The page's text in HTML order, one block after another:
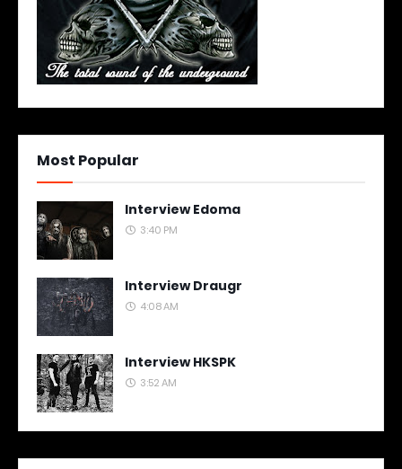
Most Popular
Interview Edoma
3:40 PM
Interview Draugr
4:08 AM
Interview HKSPK
3:52 AM